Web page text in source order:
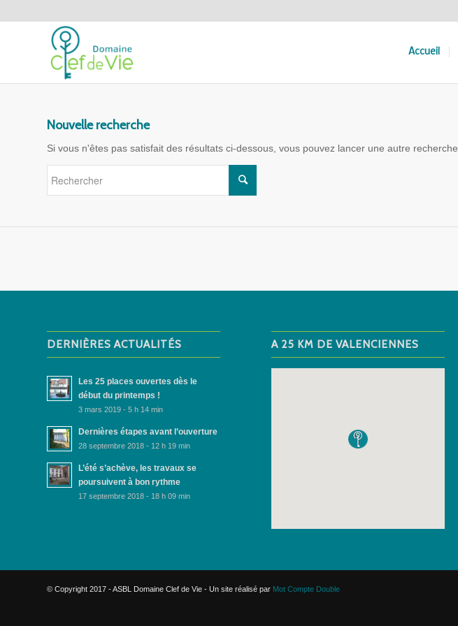
Accueil
Nouvelle recherche
Si vous n'êtes pas satisfait des résultats ci-dessous, vous pouvez lancer une autre recherche.
DERNIÈRES ACTUALITÉS
Les 25 places ouvertes dès le
début du printemps !
3 mars 2019 - 5 h 14 min
Dernières étapes avant l’ouverture
28 septembre 2018 - 12 h 19 min
L’été s’achève, les travaux se
poursuivent à bon rythme
17 septembre 2018 - 18 h 09 min
A 25 KM DE VALENCIENNES
© Copyright 2017 - ASBL Domaine Clef de Vie - Un site réalisé par Mot Compte Double